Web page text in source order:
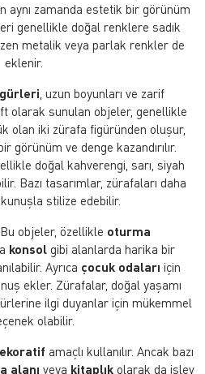
aynı zamanda estetik bir görünüm
genellikle doğal renklere sadık
metalik veya parlak renkler de
eklenir.
, uzun boyunları ve zarif
olarak sunulan objeler, genellikle
olan iki zürafa figüründen oluşur,
görünüm ve denge kazandırılır.
doğal kahverengi, sarı, siyah
Bazı tasarımlar, zürafaları daha
stilize edebilir.
Bu objeler, özellikle oturma
konsolgibi alanlarda harika bir
Ayrıca çocuk odaları için
ekler. Zürafalar, doğal yaşamı
ilgi duyanlar için mükemmel
olabilir.
amaçlı kullanılır. Ancak bazı
alanı veya kitaplık olarak da işlev